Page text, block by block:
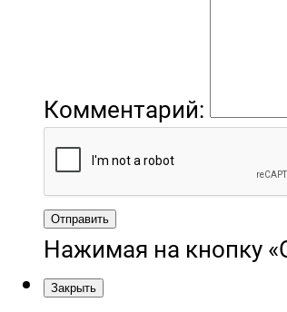
Комментарий:
Отправить
Нажимая на кнопку
Закрыть